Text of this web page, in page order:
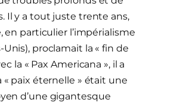
Il y a tout juste trente ans,
en particulier l’impérialisme
proclamait la « fin de
la « Pax Americana », il a
« paix éternelle » était une
d’une gigantesque